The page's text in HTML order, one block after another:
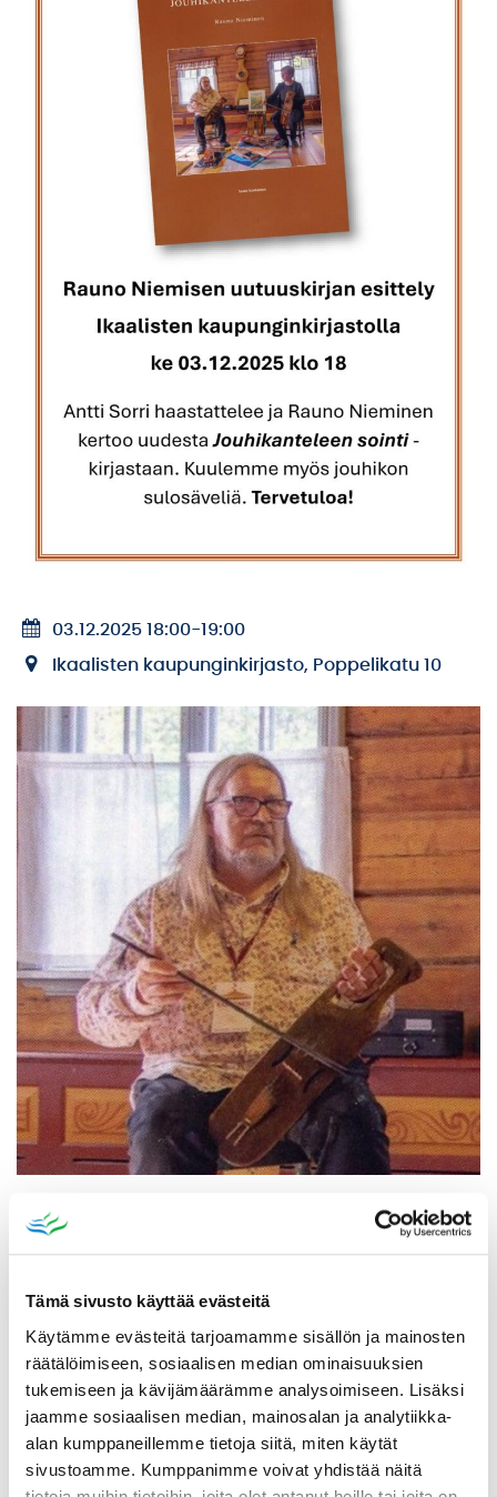
Tämä sivusto käyttää evästeitä
Käytämme evästeitä tarjoamamme sisällön ja mainosten
räätälöimiseen, sosiaalisen median ominaisuuksien
tukemiseen ja kävijämäärämme analysoimiseen. Lisäksi
jaamme sosiaalisen median, mainosalan ja analytiikka-
alan kumppaneillemme tietoja siitä, miten käytät
sivustoamme. Kumppanimme voivat yhdistää näitä
03.12.2025 18:00-19:00
Ikaalisten kaupunginkirjasto, Poppelikatu 10
Katso myös